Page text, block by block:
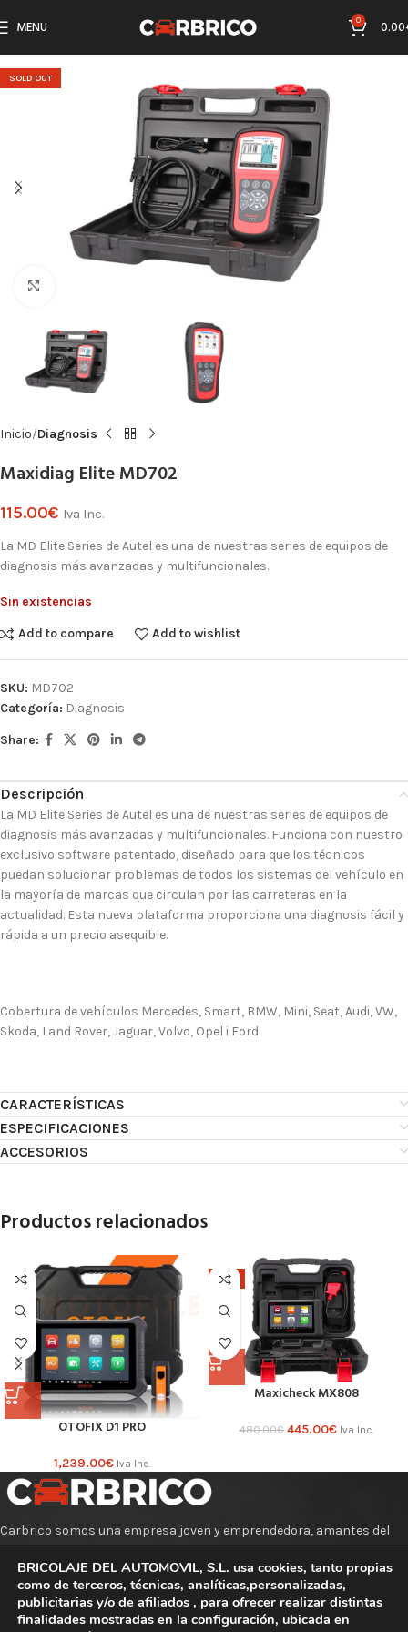
MENU 0 0.00
SOLD OUT
Inicio Diagnosis
Maxidiag Elite MD702
115.00€ Iva Inc.
La MD Elite Series de Autel es una de nuestras series de equipos de
diagnosis más avanzadas y multifuncionales.
Sin existencias
Add to compare Add to wishlist
SKU: MD702
Categoría: Diagnosis
Share:
Descripción
La MD Elite Series de Autel es una de nuestras series de equipos de
diagnosis más avanzadas y multifuncionales. Funciona con nuestro
exclusivo software patentado, diseñado para que los técnicos
puedan solucionar problemas de todos los sistemas del vehículo en
la mayoría de marcas que circulan por las carreteras en la
actualidad. Esta nueva plataforma proporciona una diagnosis fácil y
rápida a un precio asequible.
Cobertura de vehículos Mercedes, Smart, BMW, Mini, Seat, Audi, VW,
Skoda, Land Rover, Jaguar, Volvo, Opel i Ford
CARACTERÍSTICAS
ESPECIFICACIONES
ACCESORIOS
Productos relacionados
OTOFIX D1 PRO
1,239.00€ Iva Inc.
-7%
Maxicheck MX808
480.00€ 445.00€ Iva Inc.
Carbrico somos una empresa joven y emprendedora, amantes del
mundo del motor y todo lo relacionado con los coches.
E-mail:hola@carbrico.com
BRICOLAJE DEL AUTOMOVIL, S.L. usa cookies, tanto propias
como de terceros, técnicas, analíticas,personalizadas,
publicitarias y/o de afiliados , para ofrecer realizar distintas
finalidades mostradas en la configuración, ubicada en